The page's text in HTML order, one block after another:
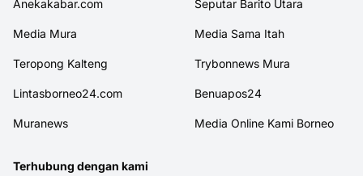
Anekakabar.com Seputar Barito Utara
Media Mura Media Sama Itah
Teropong Kalteng Trybonnews Mura
Lintasborneo24.com Benuapos24
Muranews Media Online Kami Borneo
Terhubung dengan kami